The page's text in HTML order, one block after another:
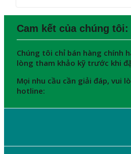
Cam kết của chúng tôi:
Chúng tôi chỉ bán hàng chính
lòng tham khảo kỹ trước khi
Mọi nhu cầu cần giải đáp, vui
hotline: